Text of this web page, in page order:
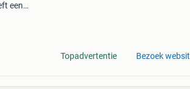
een
Topadvertentie Bezoek